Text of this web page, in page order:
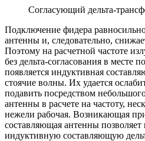
Согласующий дельта-
Подключение фидера
антенны и, следовательно,
Поэтому на расчетной частоте
без дельта-согласования в месте
появляется индуктивная
стоячие волны. Их удается
подавить посредством
антенны в расчете на частоту,
нежели рабочая. Возникающая
составляющая антенны позволяет
индуктивную составляющую